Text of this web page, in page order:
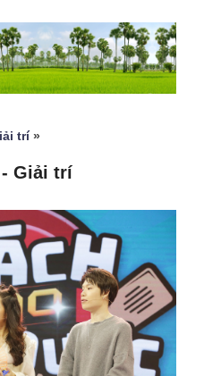
trí»
- Giải trí